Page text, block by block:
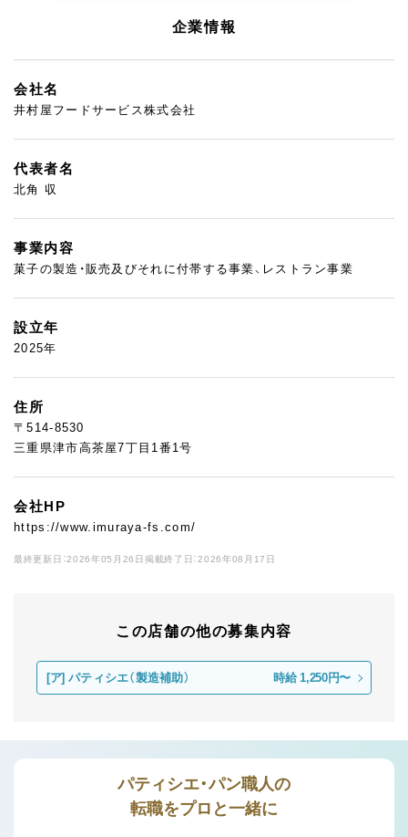
企業情報
会社名
井村屋フードサービス株式会社
代表者名
北角 収
事業内容
菓子の製造・販売及びそれに付帯する事業、レストラン事業
設立年
2025年
住所
〒514-8530
三重県津市高茶屋7丁目1番1号
会社HP
https://www.imuraya-fs.com/
最終更新日：2026年05月26日 掲載終了日：2026年08月17日
この店舗の他の募集内容
[ア] パティシエ（製造補助） 時給 1,250円〜
パティシエ・パン職人の
転職をプロと一緒に